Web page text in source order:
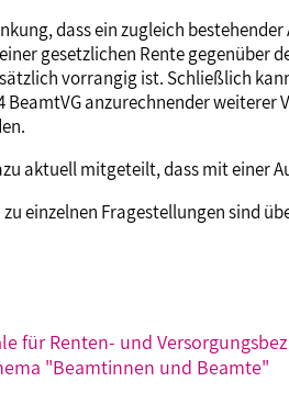
dass ein zugleich
gesetzlichen Rente gegenüber
vorrangig ist. Schließlich
BeamtVG anzurechnender
aktuell mitgeteilt, dass mit einer
einzelnen Fragestellungen sind
für Renten- und
"Beamtinnen und Beamte"